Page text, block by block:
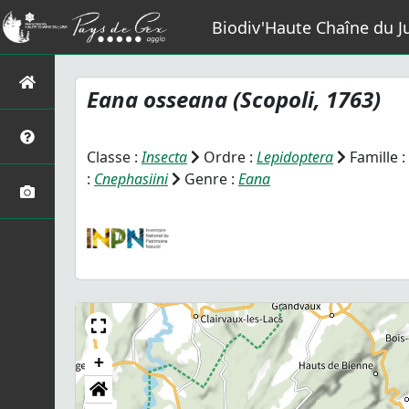
Biodiv'Haute Chaîne du
Eana osseana(Scopoli, 1763)
Classe :Insecta Ordre : Lepidoptera
Famille :
: Cnephasiini Genre : Eana
+